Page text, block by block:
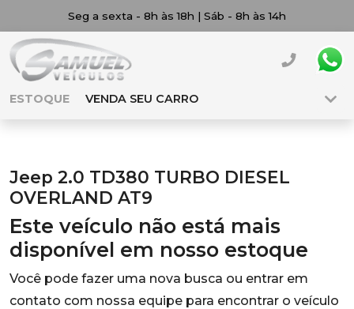
Seg a sexta - 8h às 18h | Sáb - 8h às 14h
ESTOQUE VENDA SEU CARRO
Jeep 2.0 TD380 TURBO DIESEL
OVERLAND AT9
Este veículo não está mais
disponível em nosso estoque
Você pode fazer uma nova busca ou entrar em
contato com nossa equipe para encontrar o veículo